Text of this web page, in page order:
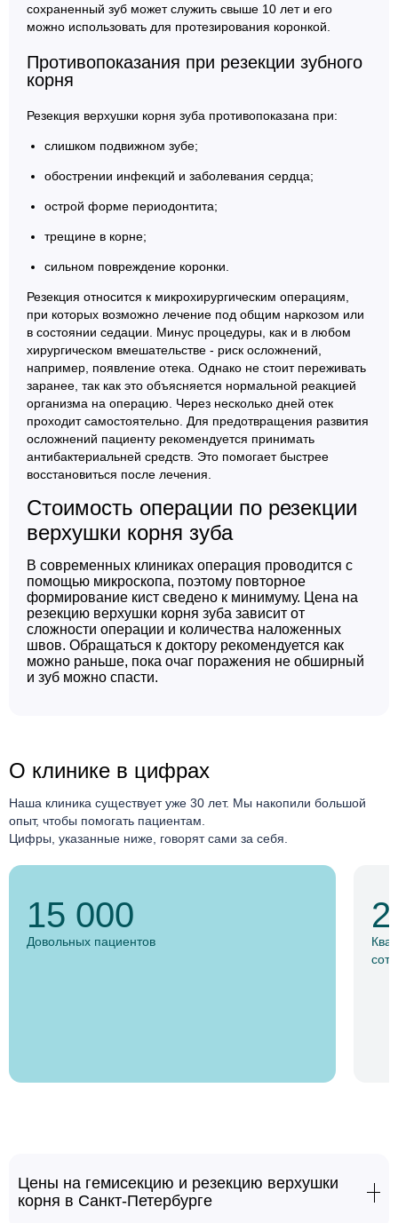
сохраненный зуб может служить свыше 10 лет и его
можно использовать для протезирования коронкой.
Противопоказания при резекции зубного
корня
Резекция верхушки корня зуба противопоказана при:
слишком подвижном зубе;
обострении инфекций и заболевания сердца;
острой форме периодонтита;
трещине в корне;
сильном повреждение коронки.
Резекция относится к микрохирургическим операциям,
при которых возможно лечение под общим наркозом или
в состоянии седации. Минус процедуры, как и в любом
хирургическом вмешательстве - риск осложнений,
например, появление отека. Однако не стоит переживать
заранее, так как это объясняется нормальной реакцией
организма на операцию. Через несколько дней отек
проходит самостоятельно. Для предотвращения развития
осложнений пациенту рекомендуется принимать
антибактериальней средств. Это помогает быстрее
восстановиться после лечения.
Стоимость операции по резекции
верхушки корня зуба
В современных клиниках операция проводится с
помощью микроскопа, поэтому повторное
формирование кист сведено к минимуму. Цена на
резекцию верхушки корня зуба зависит от
сложности операции и количества наложенных
швов. Обращаться к доктору рекомендуется как
можно раньше, пока очаг поражения не обширный
и зуб можно спасти.
О клинике в цифрах
Наша клиника существует уже 30 лет. Мы накопили большой
опыт, чтобы помогать пациентам.
Цифры, указанные ниже, говорят сами за себя.
15 000
Довольных пациентов
Цены на гемисекцию и резекцию верхушки
корня в Санкт-Петербурге